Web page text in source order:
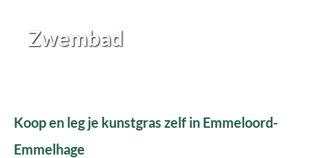
Zwembad
Koop en leg je kunstgras zelf in Emmeloord-
Emmelhage